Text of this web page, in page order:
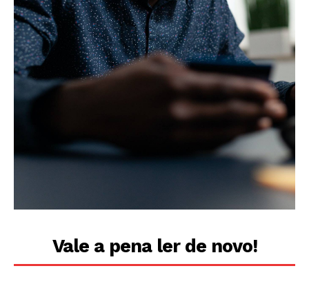
Vale a pena ler de novo!